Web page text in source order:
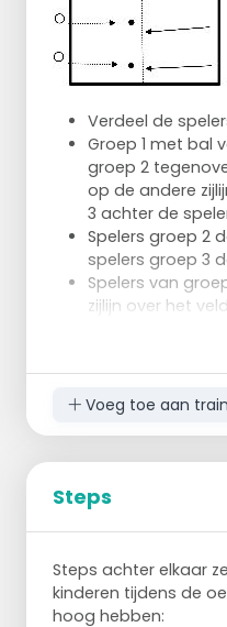
Verdeel de
Groep 1 met bal
groep 2
op de andere
3 achter de
Spelers groep 2
spelers groep 3
Spelers van
zijlijn over het
moment dat de
Jumping Jack
(let op timing)
bal ter hoogte
op te pakken,
tegenover hen
bal weer terug
tippen op
nulpas bij
Direct na het
Voeg toe aan
Steps
Steps achter elkaar
kinderen tijdens de
hoog hebben: